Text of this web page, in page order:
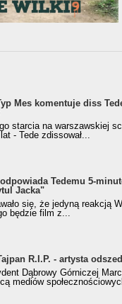
Mes komentuje diss
starcia na warszawskiej
- Tede zdissował...
Tedemu 5-
Jacka"
się, że jedyną reakcją
będzie film z...
R.I.P. - artysta
Dąbrowy Górniczej
mediów